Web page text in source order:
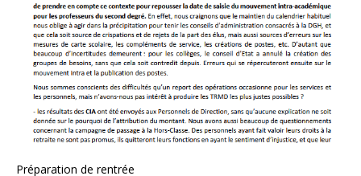
Préparation de rentrée